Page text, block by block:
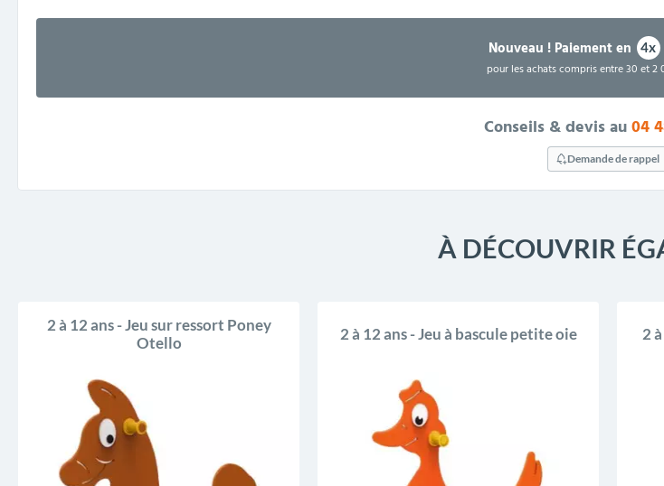
Nouveau !Paiement en 4x
pour les achats compris entre 30 et 2
Conseils & devis au04
Demande de rappel
À DÉCOUVRIR
2 à 12 ans - Jeu sur ressort Poney
Otello
2 à 12 ans - Jeu à bascule petite oie 2